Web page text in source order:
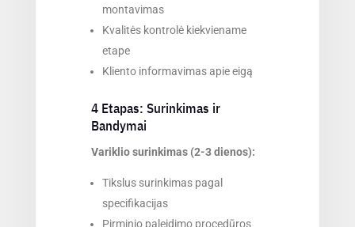
montavimas
Kvalitės kontrolė kiekviename
etape
Kliento informavimas apie eigą
4 Etapas: Surinkimas ir
Bandymai
Variklio surinkimas (2-3 dienos):
Tikslus surinkimas pagal
specifikacijas
Pirminio paleidimo procedūros